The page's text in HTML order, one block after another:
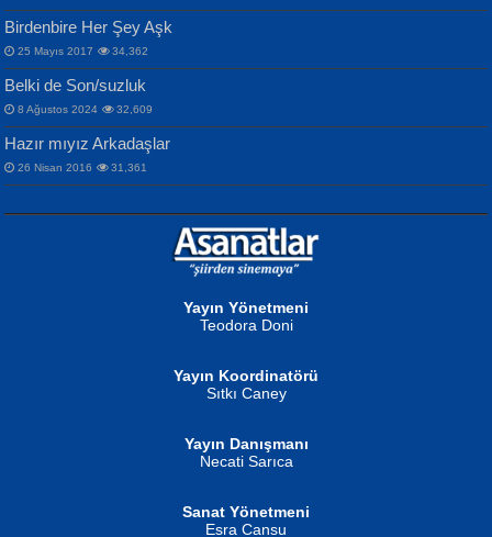
MAHMUT GÜRBÜZ
İbrahim Olmak ve Bitirebilmek...
NURAN KÖSE BAYDAR
Songül Özel
Mahzen...
Ben Deniz Değilim ki...
NAZIM HİKMET RAN
Bir Cezaevinde, Tecritteki Adamın
Mektupları...
Birdenbire Her Şey Aşk
25 Mayıs 2017 34,362
Belki de Son/suzluk
8 Ağustos 2024 32,609
Hazır mıyız Arkadaşlar
26 Nisan 2016 31,361
Yayın Yönetmeni
Teodora Doni
Yayın Koordinatörü
Sıtkı Caney
Yayın Danışmanı
Necati Sarıca
Sanat Yönetmeni
Esra Cansu